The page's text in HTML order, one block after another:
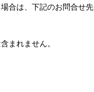
合は、下記のお問合せ
まれません。